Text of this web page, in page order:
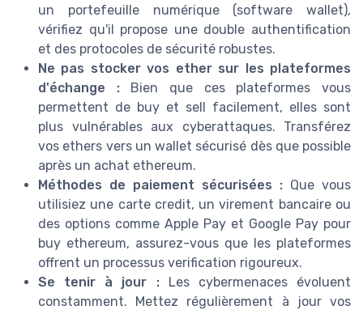
un portefeuille numérique (software wallet),
vérifiez qu'il propose une double authentification
et des protocoles de sécurité robustes.
Ne pas stocker vos ether sur les plateformes
d'échange :Bien que ces plateformes vous
permettent de buy et sell facilement, elles sont
plus vulnérables aux cyberattaques. Transférez
vos ethers vers un wallet sécurisé dès que possible
après un achat ethereum.
Méthodes de paiement sécurisées : Que vous
utilisiez une carte credit, un virement bancaire ou
des options comme Apple Pay et Google Pay pour
buy ethereum, assurez-vous que les plateformes
offrent un processus verification rigoureux.
Se tenir à jour :Les cybermenaces évoluent
constamment. Mettez régulièrement à jour vos